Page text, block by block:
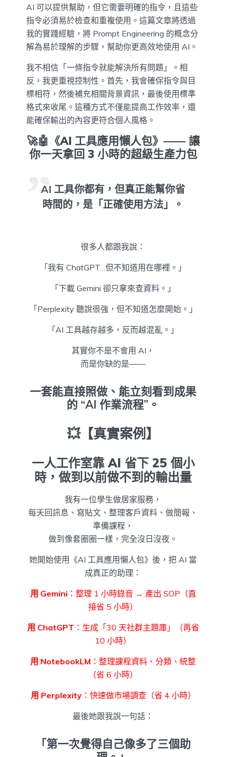
AI 可以提供幫助，但它需要明確的指令，且這些
指令必須易於檢查和重複使用。這篇文章將透過
我的實踐經驗，將 Prompt Engineering 的概念分
解為易於理解的步驟，幫助你更高效地使用 AI。
我不相信「一條指令就能解決所有問題」。相
反，我更重視控制性。首先，我會確保指令與目
標相符，然後補充相關背景資訊，最後使用標準
格式來收尾。這種方式不僅能提高工作效率，還
能確保輸出的內容更符合個人風格。
🚀🤖《AI 工具應用懶人包》—— 讓
你一天拿回 3 小時的超級生產力包
AI 工具你都有，但真正能幫你省
時間的，是「正確使用方法」。
很多人都跟我說：
「我有 ChatGPT…但不知道用在哪裡。」
「下載 Gemini 卻只拿來查資料。」
「Perplexity 聽說很強，但不知道怎麼開始。」
「AI 工具越存越多，反而越混亂。」
其實你不是不會用 AI，
而是你缺的是——
一套能直接照做、能立刻看到成果
的 “AI 作業流程”。
💥【真實案例】
一人工作室靠 AI 省下 25 個小
時，做到以前做不到的輸出量
我有一位學生做居家服務，
每天回訊息、寫貼文、整理客戶資料、做簡報、
準備課程，
做到像套圈圈一樣，完全沒日沒夜。
她開始使用《AI 工具應用懶人包》後，把 AI 當
成真正的助理：
用 Gemini ：整理 1 小時錄音 → 產出 SOP（直
接省 5 小時）
用 ChatGPT ：生成「30 天社群主題庫」（再省
10 小時）
用 NotebookLM ：整理課程資料、分類、統整
（省 6 小時）
用 Perplexity：快速做市場調查（省 4 小時）
最後她跟我說一句話：
「第一次覺得自己像多了三個助